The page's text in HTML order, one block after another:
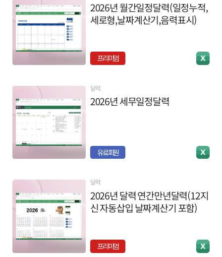
2026년 월간일정달력(일정누적,
세로형,날짜계산기,음력표시)
프리미엄
달력
2026년 세무일정달력
유료회원
달력
2026년 달력 연간만년달력(12지
신 자동삽입 날짜계산기 포함)
프리미엄